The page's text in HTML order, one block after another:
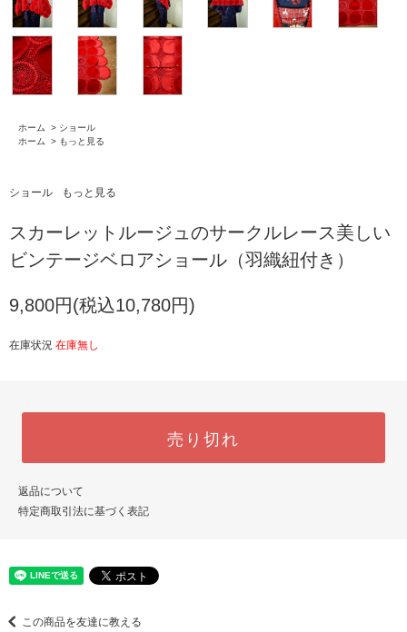
ホーム > ショール
ホーム
> もっと見る
ショール もっと見る
スカーレットルージュのサークルレース美しい
ビンテージベロアショール（羽織紐付き）
9,800円(税込10,780円)
在庫状況 在庫無し
売り切れ
返品について
特定商取引法に基づく表記
この商品を友達に教える